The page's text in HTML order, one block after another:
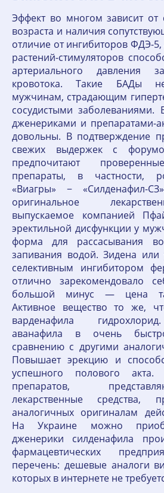
Эффект во многом зависит от
возраста и наличия
отличие от ингибиторов ФДЭ-
растений-стимуляторов
артериального давления
кровотока. Такие БАДы
мужчинам, страдающим
сосудистыми заболеваниями.
дженериками и препаратами-
довольны. В подтверждение
свежих выдержек с
предпочитают
препараты, в частности,
«Виагры» − «Силденафил-
оригинальное
выпускаемое компанией
эректильной дисфункции у
форма для рассасывания
запивания водой. Зидена или
селективным ингибитором
отлично зарекомендовало
большой минус — цена
Активное вещество то же,
варденафила
аванафила в очень
сравнению с другими
Повышает эрекцию и
успешного полового
препаратов,
лекарственные средства,
аналогичных оригиналам
На Украине можно
дженерики силденафила
фармацевтических
перечень: дешевые аналоги
которых в интернете не